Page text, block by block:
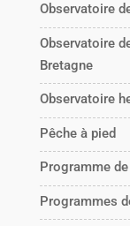
Observatoire
Observatoire
Bretagne
Observatoire
Pêche à pied
Programme
Programmes